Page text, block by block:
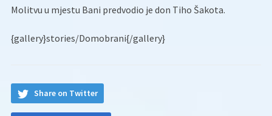
Molitvu u mjestu Bani predvodio je don Tiho Šakota.
{gallery}stories/Domobrani{/gallery}
Share on Twitter